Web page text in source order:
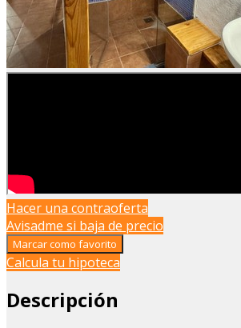
Hacer una contraoferta
Avisadme si baja de precio
Marcar como favorito
Calcula tu hipoteca
Descripción